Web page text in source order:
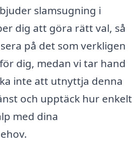
slamsugning i
dig att göra rätt val, så
på det som verkligen
dig, medan vi tar hand
inte att utnyttja denna
och upptäck hur enkelt
med dina